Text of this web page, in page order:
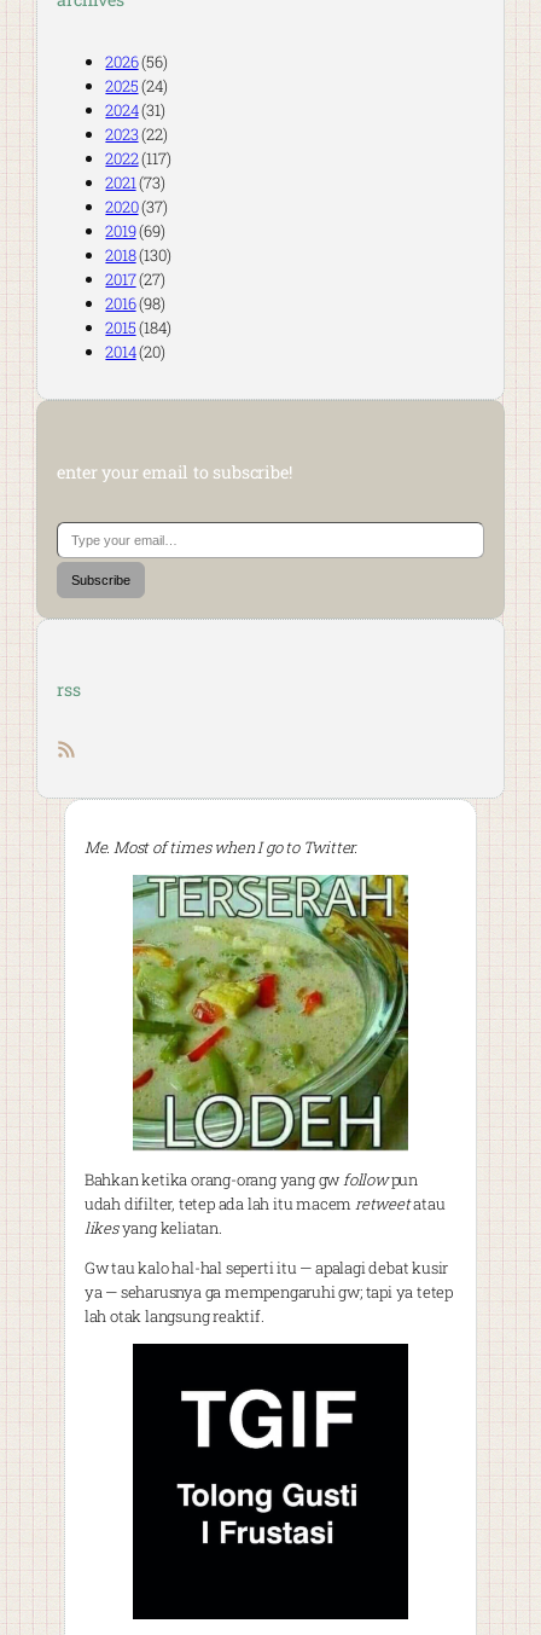
2026(56)
2025(24)
2024(31)
2023(22)
2022(117)
2021(73)
2020(37)
2019(69)
2018(130)
2017(27)
2016(98)
2015(184)
2014(20)
enter your email to subscribe!
Type your email…
Subscribe
rss
RSS feed
Me. Most of times when I go to Twitter.
Bahkan ketika orang-orang yang gwfollowpun
udah difilter, tetep ada lah itu macemretweetatau
likesyang keliatan.
Gw tau kalo hal-hal seperti itu — apalagi debat kusir
ya — seharusnya ga mempengaruhi gw; tapi ya tetep
lah otak langsung reaktif.